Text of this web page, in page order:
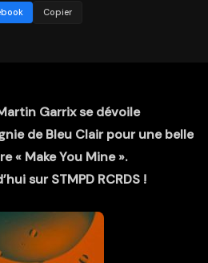
Copier
Garrix se dévoile
de Bleu Clair pour une belle
« Make You Mine ».
sur STMPD RCRDS !